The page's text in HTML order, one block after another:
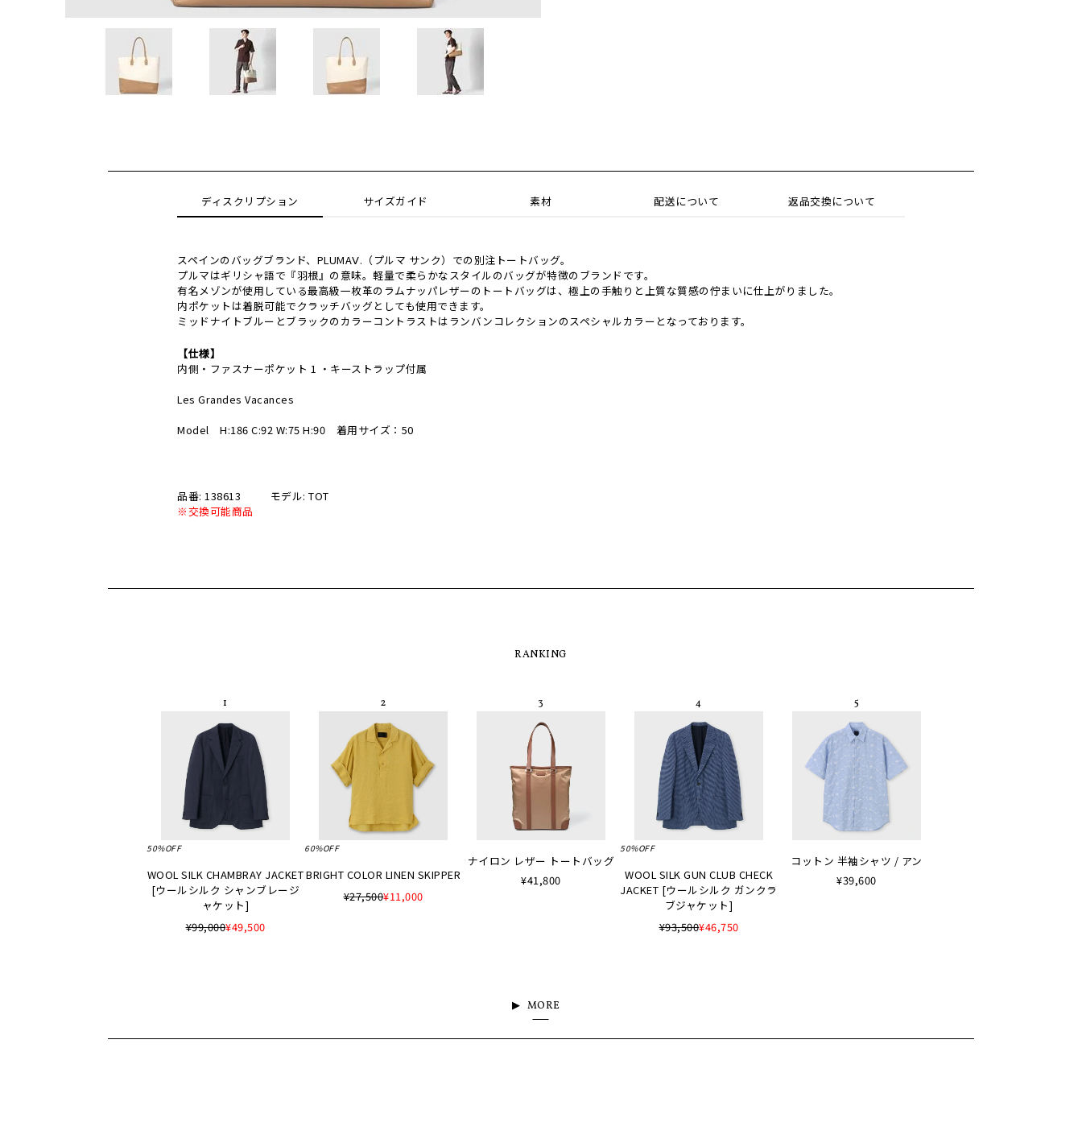
ディスクリプション サイズガイド 素材 配送について 返品交換について
スペインのバッグブランド、PLUMAⅤ.（プルマ サンク）での別注トートバッグ。
プルマはギリシャ語で『羽根』の意味。軽量で柔らかなスタイルのバッグが特徴のブランドです。
有名メゾンが使用している最高級一枚革のラムナッパレザーのトートバッグは、極上の手触りと上質な質感の佇まいに仕上がりました。
内ポケットは着脱可能でクラッチバッグとしても使用できます。
ミッドナイトブルーとブラックのカラーコントラストはランバンコレクションのスペシャルカラーとなっております。
【仕様】
内側・ファスナーポケット 1 ・キーストラップ付属
Les Grandes Vacances
Model H:186 C:92 W:75 H:90 着用サイズ：50
品番: 138613
モデル: TOT
※交換可能商品
RANKING
50%OFF
WOOL SILK CHAMBRAY JACKET
[ウールシルク シャンブレージ
ャケット]
¥99,000¥49,500
60%OFF
BRIGHT COLOR LINEN SKIPPER
¥27,500¥11,000
ナイロン レザー トートバッグ
¥41,800
50%OFF
WOOL SILK GUN CLUB CHECK
JACKET [ウールシルク ガンクラ
ブジャケット]
¥93,500¥46,750
コットン 半袖シャツ / アン
¥39,600
MORE